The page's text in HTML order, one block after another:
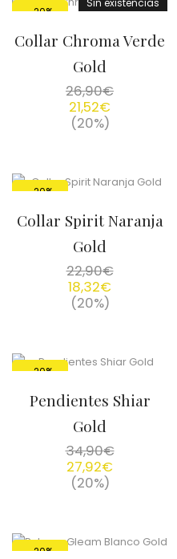
Sin existencias
-20%
Collar Chroma Verde
Gold
26,90€
21,52€
(20%)
-20%
Collar Spirit Naranja
Gold
22,90€
18,32€
(20%)
-20%
Pendientes Shiar
Gold
34,90€
27,92€
(20%)
-20%